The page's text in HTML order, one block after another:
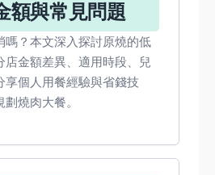
額與常見問題
嗎？本文深入探討原燒的低
店金額差異、適用時段、兒
享個人用餐經驗與省錢技
燒肉大餐。